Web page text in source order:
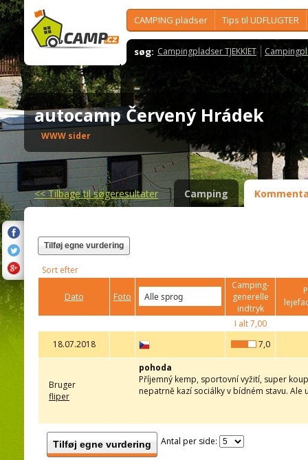
CAMPING pladser Tips til UDFLUGTER
søg: Campingpladser TJEKKIET
autocamp Červený Hrádek
WWW sider
<<Tilbage til søgeresultater Camping
Tilføj egne vurdering
Sort efter
Dato Foto
Camping-
generelle
indtryk
I alt7,00
18.07.2018
7,0
Bruger
fliper
pohoda
Příjemný kemp, sportovní vyžití, super
nepatrně kazí sociálky v bídném stavu. Ale
Tilføj egne vurdering Antal per side: